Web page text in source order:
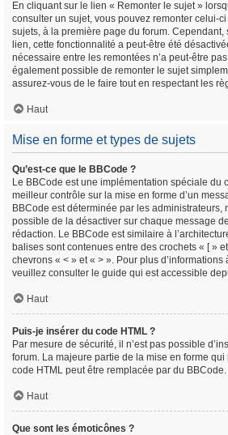
En cliquant sur le lien « Remonter le sujet »
consulter un sujet, vous pouvez remonter celui-
sujets, à la première page du forum. Cependant,
lien, cette fonctionnalité a peut-être été
nécessaire entre les remontées n’a peut-être
également possible de remonter le sujet
assurez-vous de le faire tout en respectant les
Haut
Mise en forme et types de sujets
Qu’est-ce que le BBCode ?
Le BBCode est une implémentation spéciale du
meilleur contrôle sur la mise en forme d’un
BBCode est déterminée par les administrateurs,
possible de la désactiver sur chaque message
rédaction. Le BBCode est similaire à
balises sont contenues entre des crochets « [ »
chevrons « < » et « > ». Pour plus
veuillez consulter le guide qui est accessible
Haut
Puis-je insérer du code HTML ?
Par mesure de sécurité, il n’est pas possible
forum. La majeure partie de la mise en forme
code HTML peut être remplacée par du BBCode.
Haut
Que sont les émoticônes ?